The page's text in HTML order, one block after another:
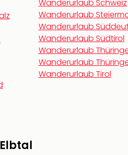
Wanderurlaub Schweiz
Wanderurlaub
Wanderurlaub
Wanderurlaub Südtirol
Wanderurlaub
Wanderurlaub
Wanderurlaub Tirol